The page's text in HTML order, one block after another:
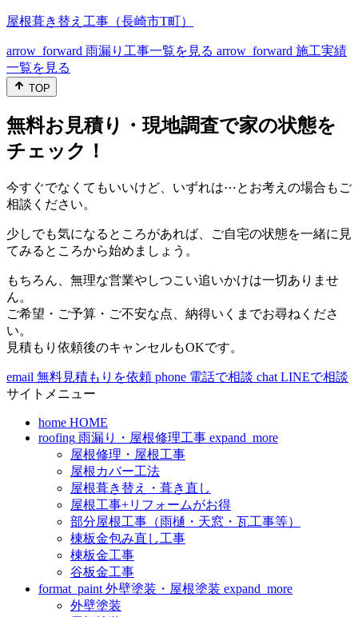
屋根葺き替え工事（長崎市T町）
arrow_forward 雨漏り工事一覧を見る arrow_forward 施工実績
一覧を見る
TOP
無料お見積り・現地調査で家の状態を
チェック！
今すぐでなくてもいいけど、いずれは⋯とお考えの場合もご
相談ください。
少しでも気になるところがあれば、ご自宅の状態を一緒に見
てみるところから始めましょう。
もちろん、無理な営業やしつこい追いかけは一切ありませ
ん。
ご希望・ご予算・ご不安な点、納得いくまでお尋ねくださ
い。
見積もり依頼後のキャンセルもOKです。
email 無料見積もりを依頼 phone 電話で相談 chat LINEで相談
サイトメニュー
home HOME
roofing 雨漏り・屋根修理工事 expand_more
屋根修理・屋根工事
屋根カバー工法
屋根葺き替え・葺き直し
屋根工事+リフォームがお得
部分屋根工事（雨樋・天窓・瓦工事等）
棟板金包み直し工事
棟板金工事
谷板金工事
format_paint 外壁塗装・屋根塗装 expand_more
外壁塗装